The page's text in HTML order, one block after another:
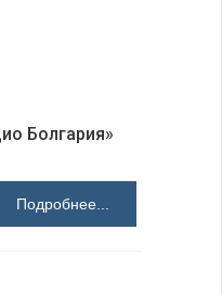
Болгария»
Подробнее...